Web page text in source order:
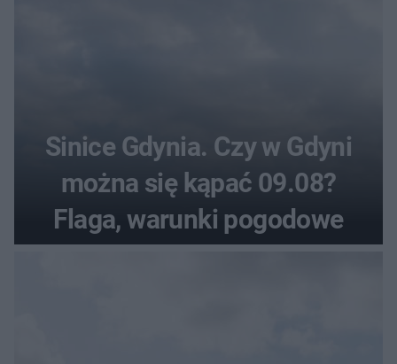
Sinice Gdynia. Czy w Gdyni
można się kąpać 09.08?
Flaga, warunki pogodowe